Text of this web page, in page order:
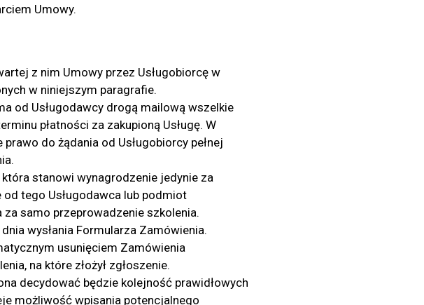
Umowy.
z nim Umowy przez Usługobiorcę w
w niniejszym paragrafie.
od Usługodawcy drogą mailową wszelkie
płatności za zakupioną Usługę. W
do żądania od Usługobiorcy pełnej
stanowi wynagrodzenie jedynie za
tego Usługodawca lub podmiot
samo przeprowadzenie szkolenia.
wysłania Formularza Zamówienia.
usunięciem Zamówienia
na które złożył zgłoszenie.
decydować będzie kolejność prawidłowych
możliwość wpisania potencjalnego